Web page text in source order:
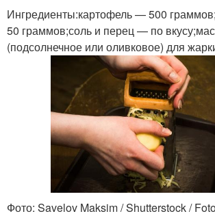
Ингредиенты:картофель — 500
50 граммов;соль и перец — по
(подсолнечное или оливковое) для
Фото: Savelov Maksim / Shutterstock /